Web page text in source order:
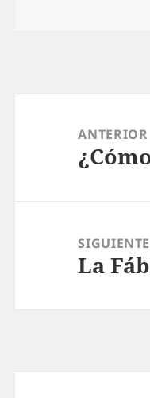
ANTERIOR
Entrada
SIGUIENTE
Entrada
La